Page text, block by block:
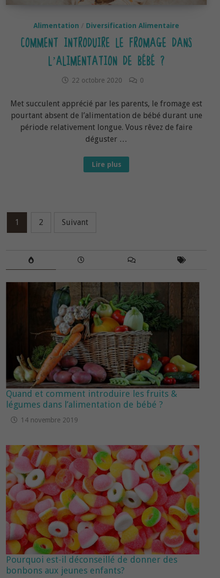
Alimentation Diversification Alimentaire
COMMENT INTRODUIRE LE FROMAGE DANS
L’ALIMENTATION DE BÉBÉ ?
22 octobre 2020 0
Met succulent apprécié par les parents, le fromage est
pourtant absent de l’alimentation de bébé durant une
période relativement longue. Vous rêvez de faire
déguster …
Comment
introduire
Lire plus
Navigation
articles
1 2 Suivant
Quand et comment introduire les fruits &
légumes dans l’alimentation de bébé ?
14 novembre 2019
Pourquoi est-il déconseillé de donner des
bonbons aux jeunes enfants?